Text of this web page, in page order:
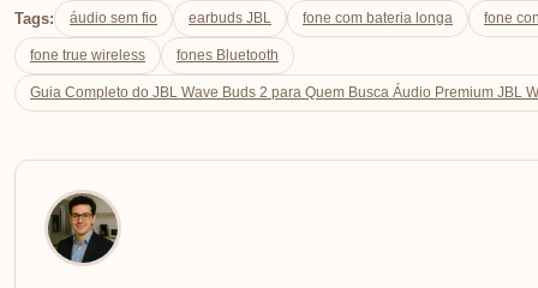
Tags: áudio sem fio earbuds JBL fone com bateria longa fone
fone true wireless fones Bluetooth
Guia Completo do JBL Wave Buds 2 para Quem Busca Áudio Premium JBL